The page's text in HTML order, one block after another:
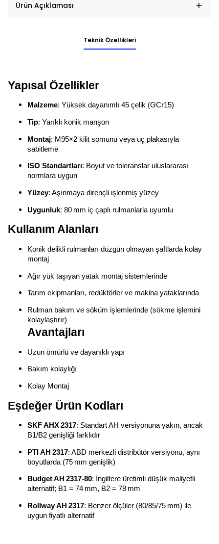
Ürün Açıklaması
Teknik Özellikleri
Yapısal Özellikler
Malzeme: Yüksek dayanımlı 45 çelik (GCr15)
Tip: Yarıklı konik manşon
Montaj: M95×2 kilit somunu veya uç plakasıyla
sabitleme
ISO Standartları: Boyut ve toleranslar uluslararası
normlara uygun
Yüzey: Aşınmaya dirençli işlenmiş yüzey
Uygunluk: 80 mm iç çaplı rulmanlarla uyumlu
Kullanım Alanları
Konik delikli rulmanları düzgün olmayan şaftlarda kolay
montaj
Ağır yük taşıyan yatak montaj sistemlerinde
Tarım ekipmanları, redüktörler ve makina yataklarında
Rulman bakım ve söküm işlemlerinde (sökme işlemini
kolaylaştırır)
Avantajları
Uzun ömürlü ve dayanıklı yapı
Bakım kolaylığı
Kolay Montaj
Eşdeğer Ürün Kodları
SKF AHX 2317: Standart AH versiyonuna yakın, ancak
B1/B2 genişliği farklıdır
PTI AH 2317: ABD merkezli distribütör versiyonu, aynı
boyutlarda (75 mm genişlik)
Budget AH 2317-80: İngiltere üretimli düşük maliyetli
alternatif; B1 = 74 mm, B2 = 78 mm
Rollway AH 2317: Benzer ölçüler (80/85/75 mm) ile
uygun fiyatlı alternatif